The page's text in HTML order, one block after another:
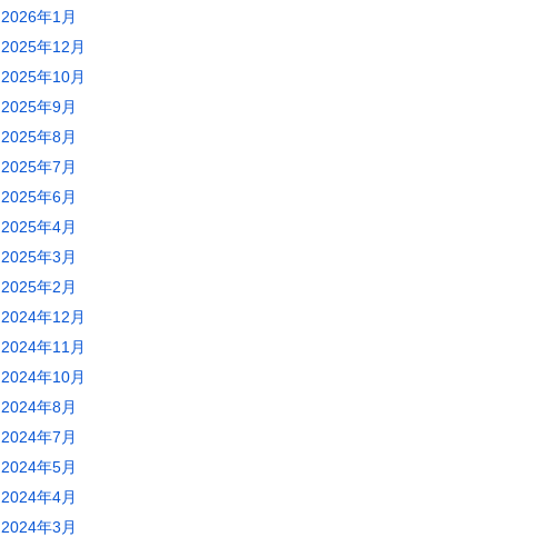
2026年1月
2025年12月
2025年10月
2025年9月
2025年8月
2025年7月
2025年6月
2025年4月
2025年3月
2025年2月
2024年12月
2024年11月
2024年10月
2024年8月
2024年7月
2024年5月
2024年4月
2024年3月